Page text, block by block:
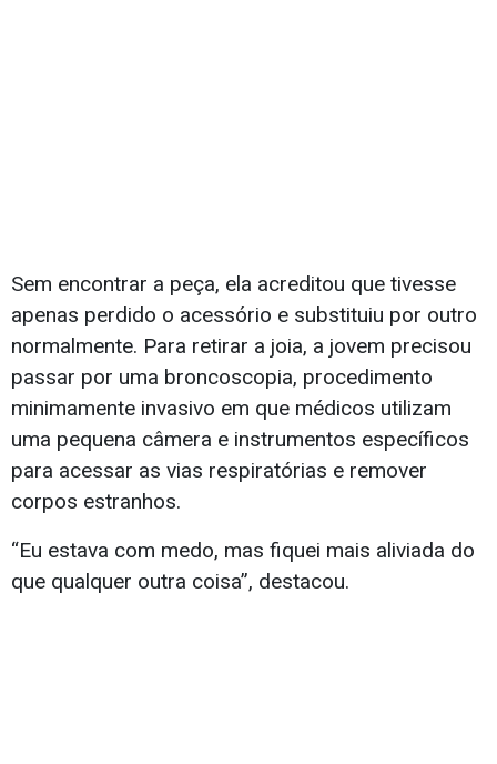
Sem encontrar a peça, ela acreditou que tivesse
apenas perdido o acessório e substituiu por outro
normalmente. Para retirar a joia, a jovem precisou
passar por uma broncoscopia, procedimento
minimamente invasivo em que médicos utilizam
uma pequena câmera e instrumentos específicos
para acessar as vias respiratórias e remover
corpos estranhos.
“Eu estava com medo, mas fiquei mais aliviada do
que qualquer outra coisa”, destacou.